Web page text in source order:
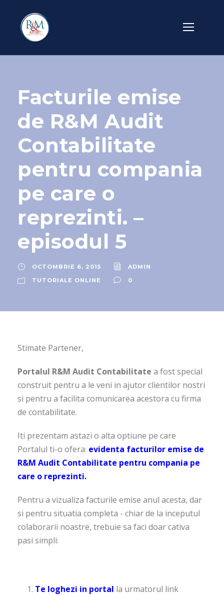
Facturile emise
de R&M Audit
Contabilitate
pentru compania
pe care o
reprezinti. –
episodul 5
OCTOMBRIE 6, 2015
ADMIN
TUTORIALE ONLINE
0
Stimate Partener,
Portalul R&M Audit Contabilitate a fost special
construit pentru a le veni in ajutor clientilor nostri
si pentru a facilita comunicarea acestora cu firma
de contabilitate.
Iti prezentam astazi o alta optiune pe care
Portalul ti-o ofera: evidenta facturilor emise de
R&M Audit Contabilitate pentru compania pe
care o reprezinti.
Pentru a vizualiza facturile emise anul acesta, dar
si pentru situatia completa - chiar de la inceputul
colaborarii noastre, trebuie sa faci doar cativa
pasi simpli:
Te loghezi in portal la urmatorul link